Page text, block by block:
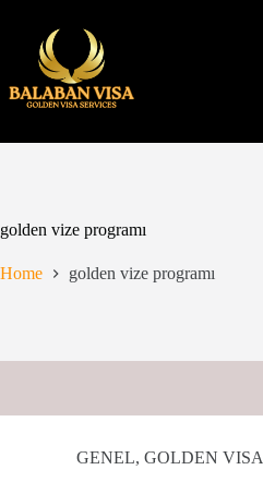
content
golden vize programı
Home golden vize programı
GENEL, GOLDEN VISA